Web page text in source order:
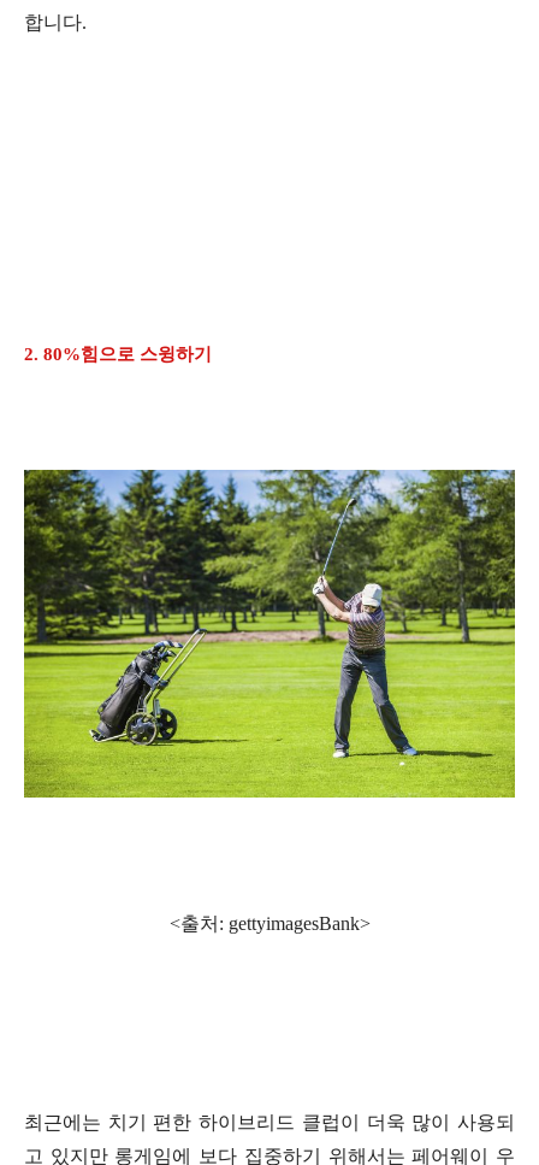
합니다.
2. 80%힘으로 스윙하기
<출처: gettyimagesBank>
최근에는 치기 편한 하이브리드 클럽이 더욱 많이 사용되
고 있지만 롱게임에 보다 집중하기 위해서는 페어웨이 우